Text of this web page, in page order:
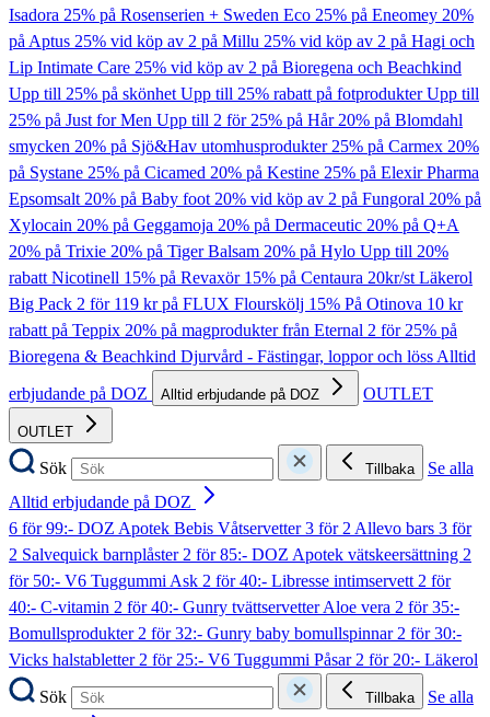
Isadora 25% på Rosenserien + Sweden Eco 25% på Eneomey 20%
på Aptus 25% vid köp av 2 på Millu 25% vid köp av 2 på Hagi och
Lip Intimate Care 25% vid köp av 2 på Bioregena och Beachkind
Upp till 25% på skönhetUpp till 25% rabatt på fotprodukterUpp till
25% på Just for Men Upp till 2 för 25% på Hår20% på Blomdahl
smycken 20% på Sjö&Hav utomhusprodukter25% på Carmex 20%
på Systane 25% på Cicamed 20% på Kestine 25% på Elexir Pharma
Epsomsalt20% på Baby foot20% vid köp av 2 på Fungoral 20% på
Xylocain 20% på Geggamoja 20% på Dermaceutic 20% på Q+A
20% på Trixie 20% på Tiger Balsam 20% på Hylo Upp till 20%
rabatt Nicotinell 15% på Revaxör 15% på Centaura 20kr/st Läkerol
Big Pack 2 för 119 kr på FLUX Flourskölj 15% På Otinova 10 kr
rabatt på Teppix 20% på magprodukter från Eternal 2 för 25% på
Bioregena & Beachkind Djurvård - Fästingar, loppor och lössAlltid
erbjudande på DOZ
Alltid erbjudande på DOZ OUTLET
OUTLET
Sök Tillbaka
Se alla
Alltid erbjudande på DOZ
6 för 99:- DOZ Apotek Bebis Våtservetter3 för 2 Allevo bars 3 för
2 Salvequick barnplåster2 för 85:- DOZ Apotek vätskeersättning 2
för 50:- V6 Tuggummi Ask 2 för 40:- Libresse intimservett2 för
40:- C-vitamin 2 för 40:- Gunry tvättservetter Aloe vera 2 för 35:-
Bomullsprodukter2 för 32:- Gunry baby bomullspinnar2 för 30:-
Vicks halstabletter2 för 25:- V6 Tuggummi Påsar2 för 20:- Läkerol
Sök
Tillbaka
Se alla